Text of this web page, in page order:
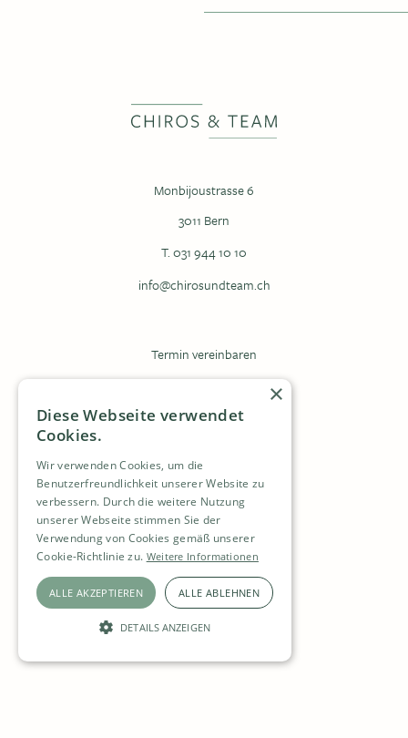
Monbijoustrasse 6
3011 Bern
T. 031 944 10 10
info@chirosundteam.ch
Termin vereinbaren
Zuweisungsformular
Kontakt
Stellen
Datenschutz
Impressum
×
Diese Webseite verwendet
Cookies.
Wir verwenden Cookies, um die
Benutzerfreundlichkeit unserer Website zu
verbessern. Durch die weitere Nutzung
unserer Webseite stimmen Sie der
Verwendung von Cookies gemäß unserer
Cookie-Richtlinie zu. Weitere Informationen
ALLE AKZEPTIEREN ALLE ABLEHNEN
DETAILS ANZEIGEN
UNBEDINGT ERFORDERLICH